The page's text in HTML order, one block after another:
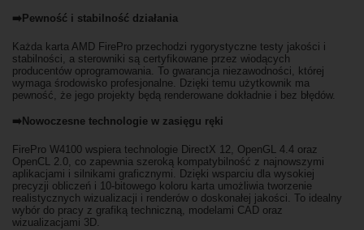
➡️Pewność i stabilność działania
Każda karta AMD FirePro przechodzi rygorystyczne testy jakości i
stabilności, a sterowniki są certyfikowane przez wiodących
producentów oprogramowania. To gwarancja niezawodności, której
wymaga środowisko profesjonalne. Dzięki temu użytkownik ma
pewność, że jego projekty będą renderowane dokładnie i bez błędów.
➡️Nowoczesne technologie w zasięgu ręki
FirePro W4100 wspiera technologie DirectX 12, OpenGL 4.4 oraz
OpenCL 2.0, co zapewnia szeroką kompatybilność z najnowszymi
aplikacjami i silnikami graficznymi. Dzięki wsparciu dla wysokiej
precyzji obliczeń i 10-bitowego koloru karta umożliwia tworzenie
realistycznych wizualizacji i renderów o doskonałej jakości. To idealny
wybór do pracy z grafiką techniczną, modelami CAD oraz
wizualizacjami 3D.